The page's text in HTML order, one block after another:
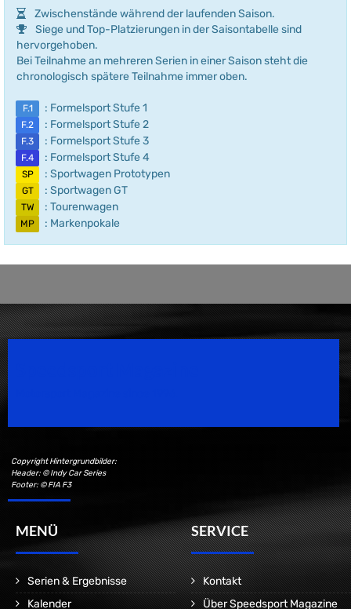
Zwischenstände während der laufenden Saison.
Siege und Top-Platzierungen in der Saisontabelle sind
hervorgehoben.
Bei Teilnahme an mehreren Serien in einer Saison steht die
chronologisch spätere Teilnahme immer oben.
F.1 : Formelsport Stufe 1
F.2 : Formelsport Stufe 2
F.3 : Formelsport Stufe 3
F.4 : Formelsport Stufe 4
SP : Sportwagen Prototypen
GT : Sportwagen GT
TW : Tourenwagen
MP : Markenpokale
Copyright Hintergrundbilder:
Header: © Indy Car Series
Footer: © FIA F3
MENÜ
Serien & Ergebnisse
Kalender
SERVICE
Kontakt
Über Speedsport Magazine